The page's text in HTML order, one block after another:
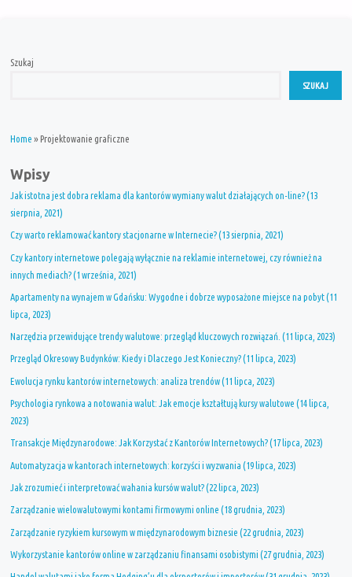
Szukaj
SZUKAJ
Home »Projektowanie graficzne
Wpisy
Jak istotna jest dobra reklama dla kantorów wymiany walut działających on-line? (13
sierpnia, 2021)
Czy warto reklamować kantory stacjonarne w Internecie? (13 sierpnia, 2021)
Czy kantory internetowe polegają wyłącznie na reklamie internetowej, czy również na
innych mediach? (1 września, 2021)
Apartamenty na wynajem w Gdańsku: Wygodne i dobrze wyposażone miejsce na pobyt (11
lipca, 2023)
Narzędzia przewidujące trendy walutowe: przegląd kluczowych rozwiązań. (11 lipca, 2023)
Przegląd Okresowy Budynków: Kiedy i Dlaczego Jest Konieczny? (11 lipca, 2023)
Ewolucja rynku kantorów internetowych: analiza trendów (11 lipca, 2023)
Psychologia rynkowa a notowania walut: Jak emocje kształtują kursy walutowe (14 lipca,
2023)
Transakcje Międzynarodowe: Jak Korzystać z Kantorów Internetowych? (17 lipca, 2023)
Automatyzacja w kantorach internetowych: korzyści i wyzwania (19 lipca, 2023)
Jak zrozumieć i interpretować wahania kursów walut? (22 lipca, 2023)
Zarządzanie wielowalutowymi kontami firmowymi online (18 grudnia, 2023)
Zarządzanie ryzykiem kursowym w międzynarodowym biznesie (22 grudnia, 2023)
Wykorzystanie kantorów online w zarządzaniu finansami osobistymi (27 grudnia, 2023)